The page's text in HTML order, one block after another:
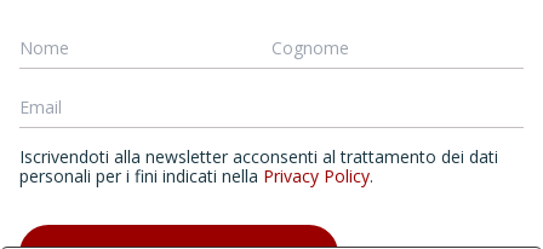
Iscrivendoti alla newsletter acconsenti al trattamento dei dati
personali per i fini indicati nella Privacy Policy.